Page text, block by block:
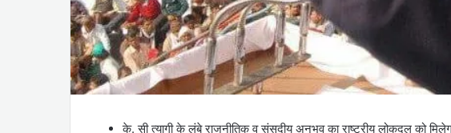
के. सी त्यागी के लंबे राजनीतिक व संसदीय अनुभव का राष्ट्रीय लोकदल को